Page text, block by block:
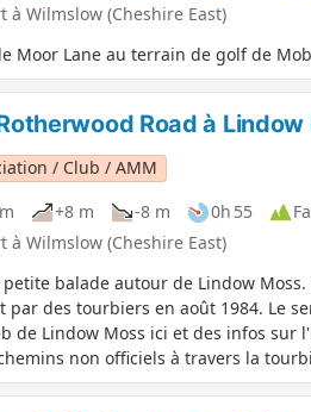
à Wilmslow (Cheshire East)
Moor Lane au terrain de golf de
Road à Lindow
/ Club / AMM
+8 m -8 m 0h 55
à Wilmslow (Cheshire East)
petite balade autour de Lindow
par des tourbiers en août 1984. Le
de Lindow Moss ici et des infos
non officiels à travers la